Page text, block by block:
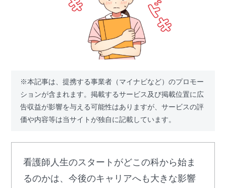
※本記事は、提携する事業者（マイナビなど）のプロモー
ションが含まれます。掲載するサービス及び掲載位置に広
告収益が影響を与える可能性はありますが、サービスの評
価や内容等は当サイトが独自に記載しています。
看護師人生のスタートがどこの科から始ま
るのかは、今後のキャリアへも大きな影響